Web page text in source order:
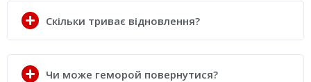
Скільки триває відновлення?
Чи може геморой повернутися?